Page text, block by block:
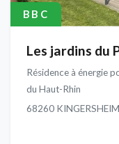
BBC
Les jardins du
Résidence à énergie
du Haut-Rhin
68260 KINGERSHEIM